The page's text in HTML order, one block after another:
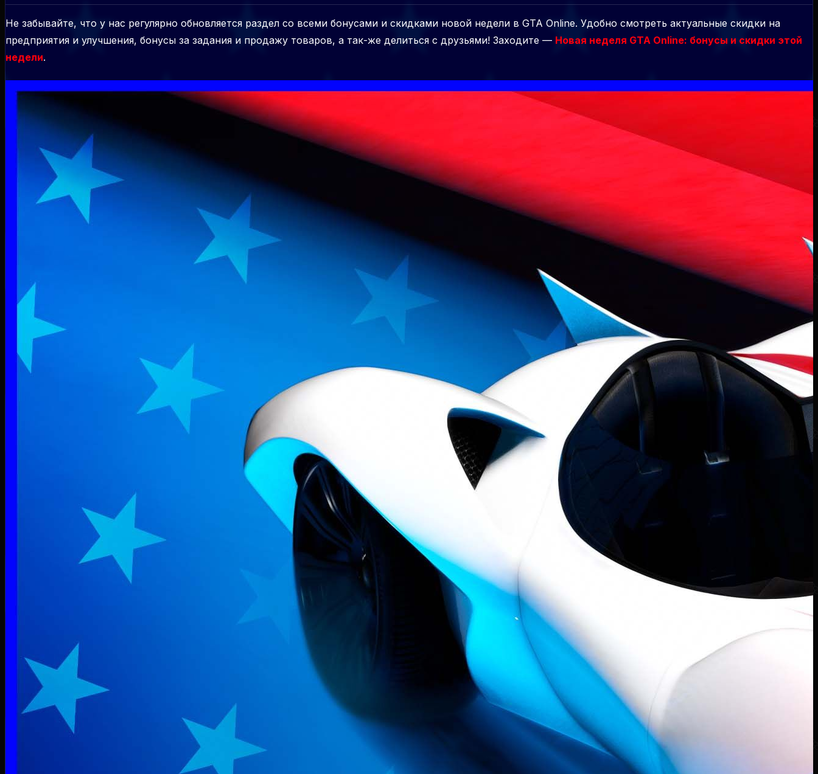
Не забывайте, что у нас регулярно обновляется раздел со всеми бонусами и скидками новой недели в GTA Online. Удобно смотреть актуальные скидки на
предприятия и улучшения, бонусы за задания и продажу товаров, а так-же делиться с друзьями! Заходите — Новая неделя GTA Online: бонусы и скидки этой
недели.